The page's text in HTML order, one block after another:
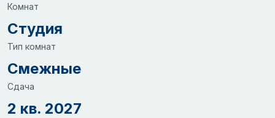
Комнат
Студия
Тип комнат
Смежные
Сдача
2 кв. 2027